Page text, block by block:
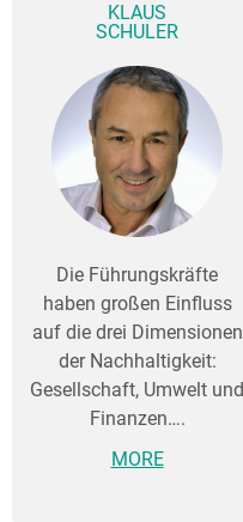
KLAUS
SCHULER
Die Führungskräfte
haben großen Einfluss
auf die drei Dimensionen
der Nachhaltigkeit:
Gesellschaft, Umwelt und
Finanzen….
MORE